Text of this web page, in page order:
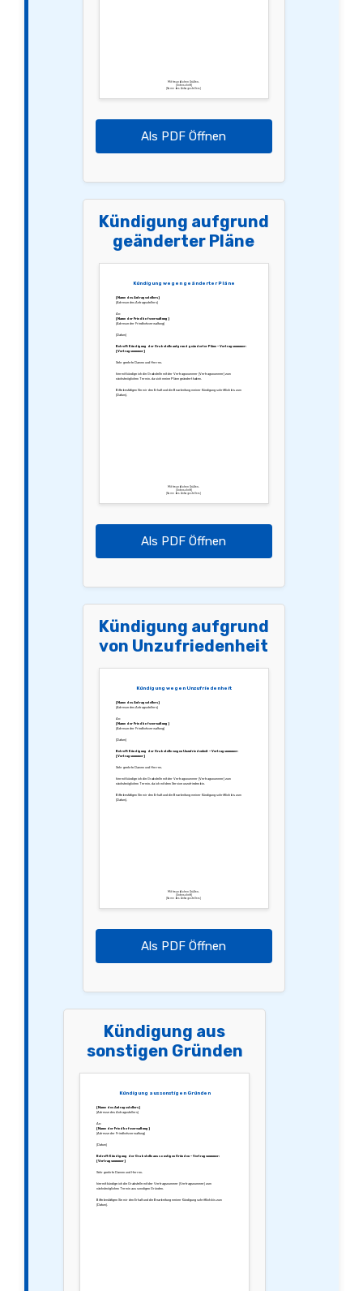
Mit freundlichen Grüßen,
[Unterschrift]
[Name des Antragsstellers]
Als PDF Öffnen
Kündigung aufgrund
geänderter Pläne
Kündigung wegen geänderter Pläne
[Name des Antragsstellers]
[Adresse des Antragsstellers]
An:
[Name der Friedhofsverwaltung]
[Adresse der Friedhofsverwaltung]
[Datum]
Betreff: Kündigung der Grabstelle aufgrund geänderter Pläne – Vertragsnummer:
[Vertragsnummer]
Sehr geehrte Damen und Herren,
hiermit kündige ich die Grabstelle mit der Vertragsnummer [Vertragsnummer] zum
nächstmöglichen Termin, da sich meine Pläne geändert haben.
Bitte bestätigen Sie mir den Erhalt und die Bearbeitung meiner Kündigung schriftlich bis zum
[Datum].
Mit freundlichen Grüßen,
[Unterschrift]
[Name des Antragsstellers]
Als PDF Öffnen
Kündigung aufgrund
von Unzufriedenheit
Kündigung wegen Unzufriedenheit
[Name des Antragsstellers]
[Adresse des Antragsstellers]
An:
[Name der Friedhofsverwaltung]
[Adresse der Friedhofsverwaltung]
[Datum]
Betreff: Kündigung der Grabstelle wegen Unzufriedenheit – Vertragsnummer:
[Vertragsnummer]
Sehr geehrte Damen und Herren,
hiermit kündige ich die Grabstelle mit der Vertragsnummer [Vertragsnummer] zum
nächstmöglichen Termin, da ich mit dem Service unzufrieden bin.
Bitte bestätigen Sie mir den Erhalt und die Bearbeitung meiner Kündigung schriftlich bis zum
[Datum].
Mit freundlichen Grüßen,
[Unterschrift]
[Name des Antragsstellers]
Als PDF Öffnen
Kündigung aus
sonstigen Gründen
Kündigung aus sonstigen Gründen
[Name des Antragsstellers]
[Adresse des Antragsstellers]
An:
[Name der Friedhofsverwaltung]
[Adresse der Friedhofsverwaltung]
[Datum]
Betreff: Kündigung der Grabstelle aus sonstigen Gründen – Vertragsnummer:
[Vertragsnummer]
Sehr geehrte Damen und Herren,
hiermit kündige ich die Grabstelle mit der Vertragsnummer [Vertragsnummer] zum
nächstmöglichen Termin aus sonstigen Gründen.
Bitte bestätigen Sie mir den Erhalt und die Bearbeitung meiner Kündigung schriftlich bis zum
[Datum].